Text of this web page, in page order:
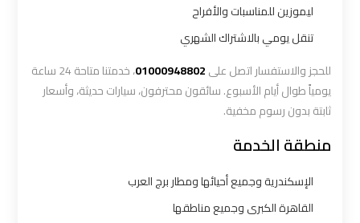
ليموزين للمناسبات والأفراح
تنقل يومي بالاشتراك الشهري
للحجز والاستفسار اتصل على01000948802
، خدمتنا متاحة 24 ساعة
يومياً طوال أيام الأسبوع. سائقون محترفون، سيارات حديثة، وأسعار
ثابتة بدون رسوم مخفية.
منطقة الخدمة
الإسكندرية وجميع أحيائها ومطار برج العرب
القاهرة الكبرى وجميع مناطقها
المطار
ليموزين